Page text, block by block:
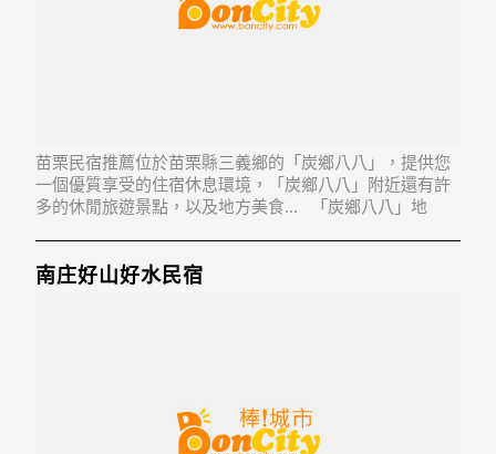
苗栗民宿推薦位於苗栗縣三義鄉的「炭鄉八八」，提供您
一個優質享受的住宿休息環境，「炭鄉八八」附近還有許
多的休閒旅遊景點，以及地方美食... 「炭鄉八八」地
南庄好山好水民宿